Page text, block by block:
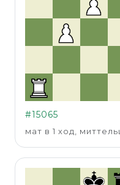
#15065
мат в 1 ход,